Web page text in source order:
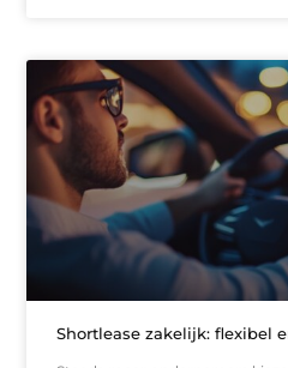
Shortlease zakelijk: flexibel